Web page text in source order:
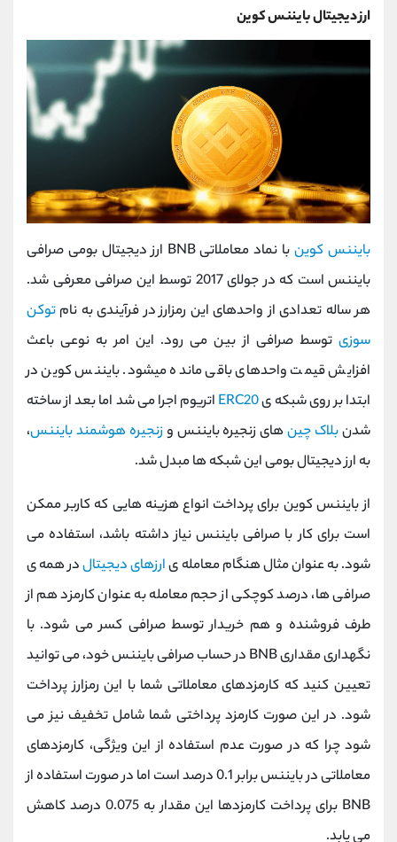
ارز دیجیتال بایننس کوین
بایننس کوین
با نماد معاملاتی BNB ارز دیجیتال بومی صرافی
بایننس است که در جولای 2017 توسط این صرافی معرفی شد.
هر ساله تعدادی از واحدهای این رمزارز در فرآیندی به نام توکن
سوزی توسط صرافی از بین می رود. این امر به نوعی باعث
افزایش قیمت واحدهای باقی مانده میشود. بایننس کوین در
ابتدا بر روی شبکه یERC20 اتریوم اجرا می شد اما بعد از ساخته
شدنبلاک چینهای زنجیره بایننس و زنجیره هوشمند بایننس،
به ارز دیجیتال بومی این شبکه ها مبدل شد.
از بایننس کوین برای پرداخت انواع هزینه هایی که کاربر ممکن
است برای کار با صرافی بایننس نیاز داشته باشد، استفاده می
شود. به عنوان مثال هنگام معامله یارزهای دیجیتالدر همه ی
صرافی ها، درصد کوچکی از حجم معامله به عنوان کارمزد هم از
طرف فروشنده و هم خریدار توسط صرافی کسر می شود. با
نگهداری مقداری BNB در حساب صرافی بایننس خود، می توانید
تعیین کنید که کارمزدهای معاملاتی شما با این رمزارز پرداخت
شود. در این صورت کارمزد پرداختی شما شامل تخفیف نیز می
شود چرا که در صورت عدم استفاده از این ویژگی، کارمزدهای
معاملاتی در بایننس برابر 0.1 درصد است اما در صورت استفاده از
BNB برای پرداخت کارمزدها این مقدار به 0.075 درصد کاهش
می یابد.